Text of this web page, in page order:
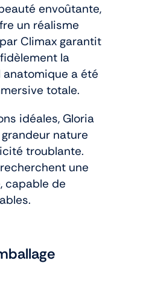
envoûtante,
un réalisme
Climax garantit
la
a été
totale.
idéales, Gloria
nature
troublante.
une
capable de